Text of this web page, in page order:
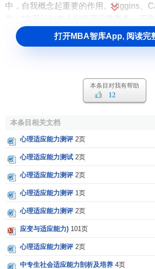
中，自我概念起重要的作用。Higgins、
自我认知
健康有关的问题时起着一定的作用。
力的易感性的差异，在很大程度上应
些与自己概念相一致的。总之，自我概念
行为影响很大，自我概念强的人则表现出
于适应外在变化的社会环境。在对于研究
素中，大多数涉及到体育运动对自我概念
研究证明，体育锻炼和身体活动与降低焦
高自尊，维护良好的心境及积极情绪状态
1990，Biddle，1999；Fox，1988)。
水平的具体领域的自尊水平的变化，处于
也随之发生变化。桑斯特罗姆(Sonstroem
形象与身体能力的
明，经常参加运动的少年犯比不参加运动
合作性提高了。有许多研究都一致得出了
水平也高，且成功运动员自信高得多的结
打开MBA智库App, 阅读完
本条目对我有帮助
12
本条目相关文档
心理适应能力测评 2页
心理适应能力测试 2页
心理适应能力测评 2页
心理适应能力测评 1页
心理适应能力测评 2页
应变与适应能力) 101页
心理适应能力测评 2页
中专生社会适应能力剖析及培养 4页